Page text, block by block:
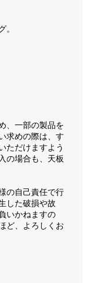
。
、一部の製品を
求めの際は、す
ただけますよう
の場合も、天板
の自己責任で行
した破損や故
いかねますの
ど、よろしくお